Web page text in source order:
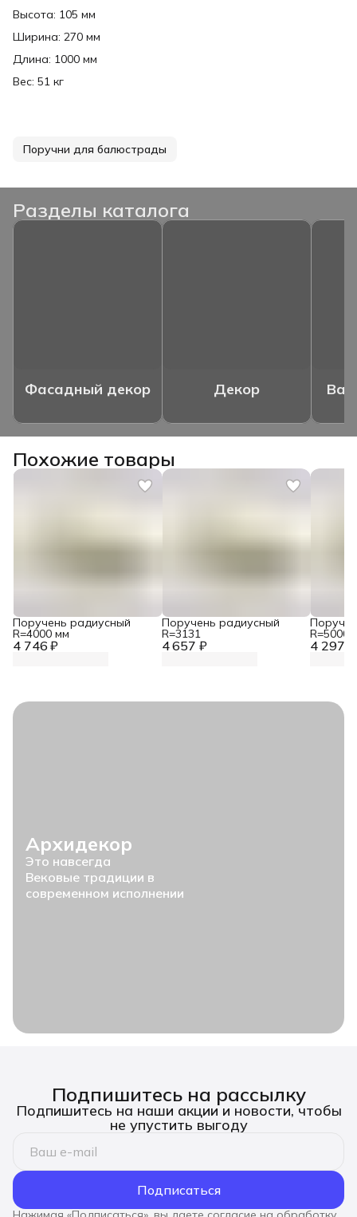
Высота: 105 мм
Ширина: 270 мм
Длина: 1000 мм
Вес: 51 кг
Поручни для балюстрады
Разделы каталога
Фасадный декор Декор
Похожие товары
4 746 ₽
Поручень радиусный
R=4000 мм
4 657 ₽
Поручень радиусный
R=3131
4 297 ₽
R=5000
Архидекор
Это навсегда
Вековые традиции в
современном исполнении
Подпишитесь на рассылку
Подпишитесь на наши акции и новости, чтобы
не упустить выгоду
Подписаться